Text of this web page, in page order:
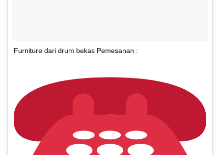
Furniture dari drum bekas Pemesanan :